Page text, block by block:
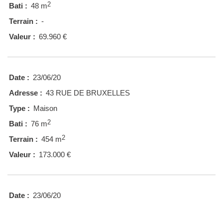
Bati : 48 m2
Terrain : -
Valeur : 69.960 €
Date : 23/06/20
Adresse : 43 RUE DE BRUXELLES
Type : Maison
Bati : 76 m2
Terrain : 454 m2
Valeur : 173.000 €
Date : 23/06/20